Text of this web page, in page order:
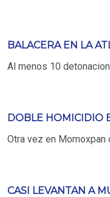
BALACERA EN LA
Al menos 10
DOBLE HOMICIDIO
Otra vez en Momoxpan
CASI LEVANTAN A